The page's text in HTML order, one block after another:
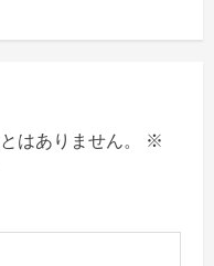
はありません。
※